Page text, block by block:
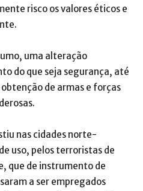
risco os valores éticos e
uma alteração
do que seja segurança, até
de armas e forças
nas cidades norte-
uso, pelos terroristas de
que de instrumento de
a ser empregados